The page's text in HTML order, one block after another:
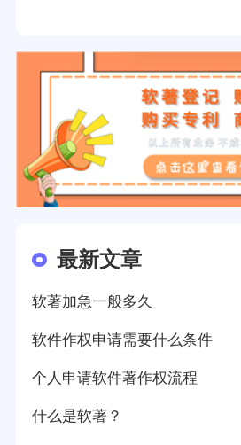
最新文章
软著加急一般多久
软件作权申请需要什么条件
个人申请软件著作权流程
什么是软著？